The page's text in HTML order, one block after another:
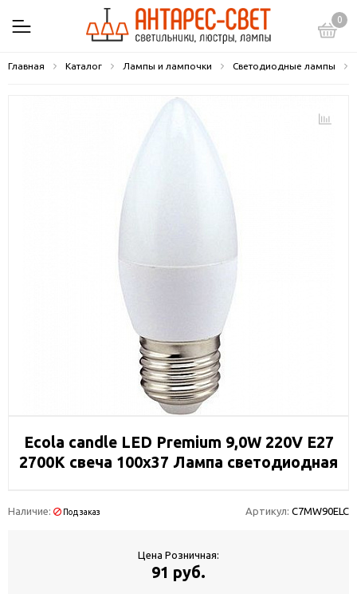
0
Главная Каталог Лампы и лампочки Светодиодные лампы
Ecola candle LED Premium 9,0W 220V E27
2700K свеча 100x37 Лампа светодиодная
Наличие: Под заказ Артикул: C7MW90ELC
Цена Розничная:
91 руб.